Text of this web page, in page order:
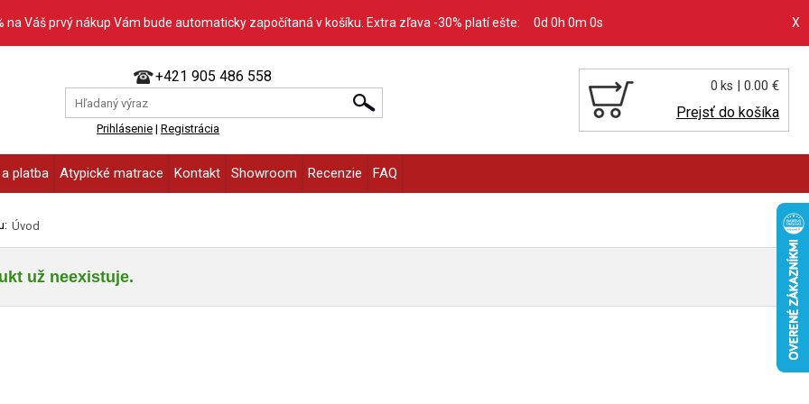
na Váš prvý nákup Vám bude automaticky započítaná v košíku. Extra zľava -30% platí ešte: 0d 0h 0m 0s X
+421 905 486 558
0 ks | 0.00 €
Prejsť do košíka
Prihlásenie | Registrácia
platba Atypické matrace Kontakt Showroom Recenzie FAQ
Úvod
už neexistuje.